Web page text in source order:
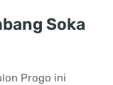
Soka
Progo ini